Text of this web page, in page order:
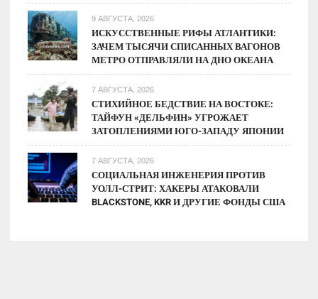
9 АВГУСТА, 2026
ИСКУССТВЕННЫЕ РИФЫ АТЛАНТИКИ:
ЗАЧЕМ ТЫСЯЧИ СПИСАННЫХ ВАГОНОВ
МЕТРО ОТПРАВЛЯЛИ НА ДНО ОКЕАНА
7 АВГУСТА, 2026
СТИХИЙНОЕ БЕДСТВИЕ НА ВОСТОКЕ:
ТАЙФУН «ДЕЛЬФИН» УГРОЖАЕТ
ЗАТОПЛЕНИЯМИ ЮГО-ЗАПАДУ ЯПОНИИ
7 АВГУСТА, 2026
СОЦИАЛЬНАЯ ИНЖЕНЕРИЯ ПРОТИВ
УОЛЛ-СТРИТ: ХАКЕРЫ АТАКОВАЛИ
BLACKSTONE, KKR И ДРУГИЕ ФОНДЫ США